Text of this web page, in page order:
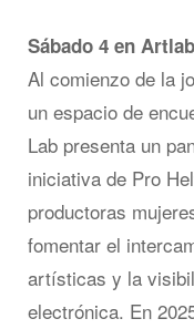
Sábado 4 en Artlab
Al comienzo de la
un espacio de
Lab presenta un
iniciativa de Pro
productoras
fomentar el
artísticas y la
electrónica. En